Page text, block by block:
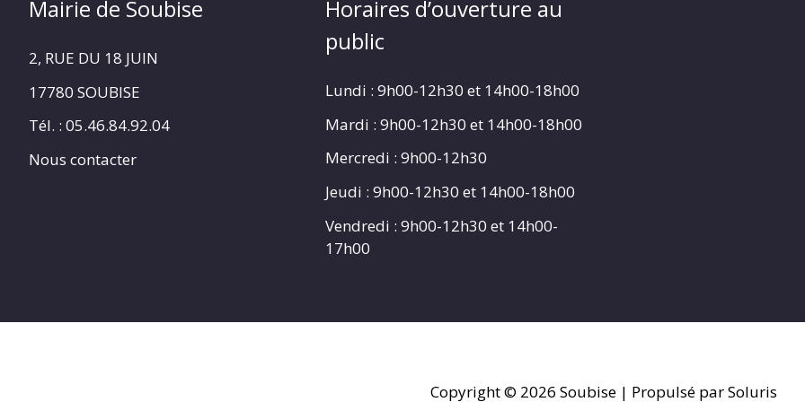
Mairie de Soubise
2, RUE DU 18 JUIN
17780 SOUBISE
Tél. : 05.46.84.92.04
Nous contacter
Horaires d’ouverture au
public
Lundi : 9h00-12h30 et 14h00-18h00
Mardi : 9h00-12h30 et 14h00-18h00
Mercredi : 9h00-12h30
Jeudi : 9h00-12h30 et 14h00-18h00
Vendredi : 9h00-12h30 et 14h00-
17h00
Copyright © 2026 Soubise | Propulsé par Soluris